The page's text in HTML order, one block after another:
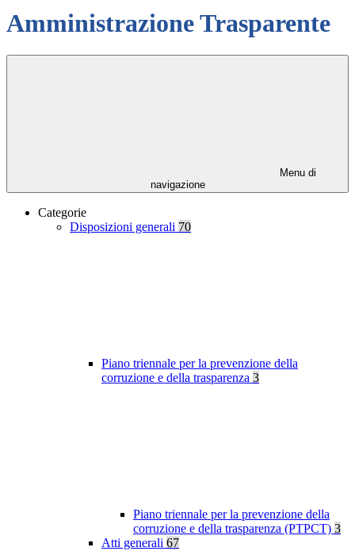
Amministrazione Trasparente
Menu di
navigazione
Categorie
Disposizioni generali 70
Piano triennale per la prevenzione della
corruzione e della trasparenza 3
Piano triennale per la prevenzione della
corruzione e della trasparenza (PTPCT) 3
Atti generali 67